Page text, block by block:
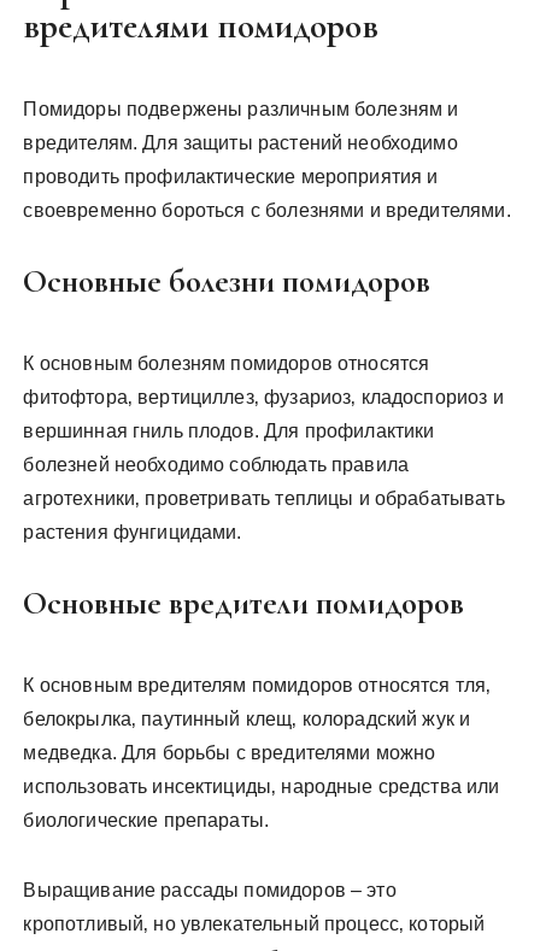
вредителями помидоров
Помидоры подвержены различным болезням и
вредителям. Для защиты растений необходимо
проводить профилактические мероприятия и
своевременно бороться с болезнями и вредителями.
Основные болезни помидоров
К основным болезням помидоров относятся
фитофтора‚ вертициллез‚ фузариоз‚ кладоспориоз и
вершинная гниль плодов. Для профилактики
болезней необходимо соблюдать правила
агротехники‚ проветривать теплицы и обрабатывать
растения фунгицидами.
Основные вредители помидоров
К основным вредителям помидоров относятся тля‚
белокрылка‚ паутинный клещ‚ колорадский жук и
медведка. Для борьбы с вредителями можно
использовать инсектициды‚ народные средства или
биологические препараты.
Выращивание рассады помидоров – это
кропотливый‚ но увлекательный процесс‚ который